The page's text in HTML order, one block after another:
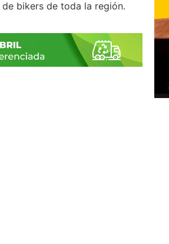
bikers de toda la región.